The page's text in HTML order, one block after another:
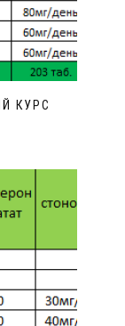
КУРС